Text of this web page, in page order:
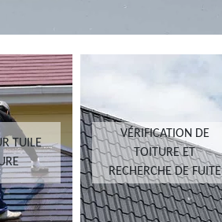
TUILE
VÉRIFICATION DE
TOITURE ET
RECHERCHE DE FUITE